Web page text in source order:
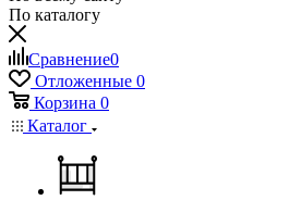
По каталогу
Сравнение0
Отложенные 0
Корзина 0
Каталог